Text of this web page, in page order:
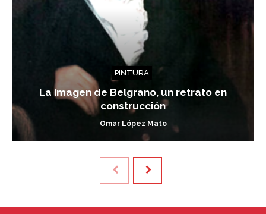
PINTURA
La imagen de Belgrano, un retrato en
construcción
Omar López Mato